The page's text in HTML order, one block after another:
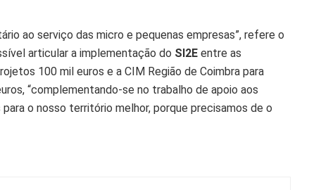
ao serviço das micro e pequenas empresas”, refere o
articular a implementação do SI2E entre as
100 mil euros e a CIM Região de Coimbra para
“complementando-se no trabalho de apoio aos
o nosso território melhor, porque precisamos de o